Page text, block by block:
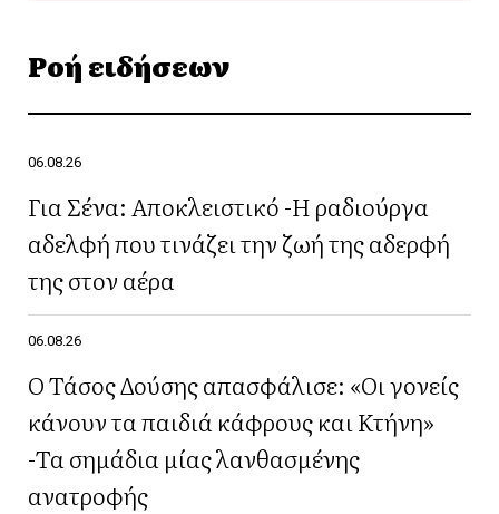
Ροή ειδήσεων
06.08.26
Για Σένα: Αποκλειστικό -Η ραδιούργα
αδελφή που τινάζει την ζωή της αδερφή
της στον αέρα
06.08.26
Ο Τάσος Δούσης απασφάλισε: «Οι γονείς
κάνουν τα παιδιά κάφρους και Κτήνη»
-Τα σημάδια μίας λανθασμένης
ανατροφής